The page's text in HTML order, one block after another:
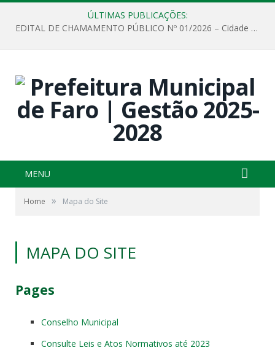
ÚLTIMAS PUBLICAÇÕES:
EDITAL DE CHAMAMENTO PÚBLICO Nº 01/2026 – Cidade de Faro
MENU
Home » Mapa do Site
MAPA DO SITE
Pages
Conselho Municipal
Consulte Leis e Atos Normativos até 2023